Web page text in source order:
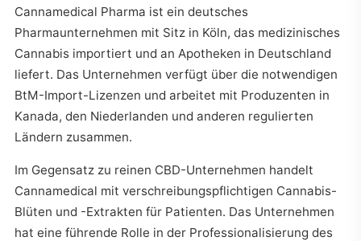
Cannamedical Pharma ist ein deutsches
Pharmaunternehmen mit Sitz in Köln, das medizinisches
Cannabis importiert und an Apotheken in Deutschland
liefert. Das Unternehmen verfügt über die notwendigen
BtM-Import-Lizenzen und arbeitet mit Produzenten in
Kanada, den Niederlanden und anderen regulierten
Ländern zusammen.
Im Gegensatz zu reinen CBD-Unternehmen handelt
Cannamedical mit verschreibungspflichtigen Cannabis-
Blüten und -Extrakten für Patienten. Das Unternehmen
hat eine führende Rolle in der Professionalisierung des